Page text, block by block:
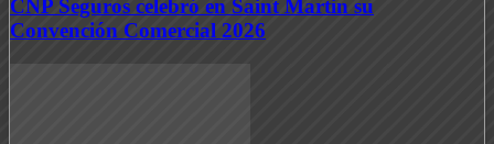
CNP Seguros celebró en Saint Martin su
Convención Comercial 2026